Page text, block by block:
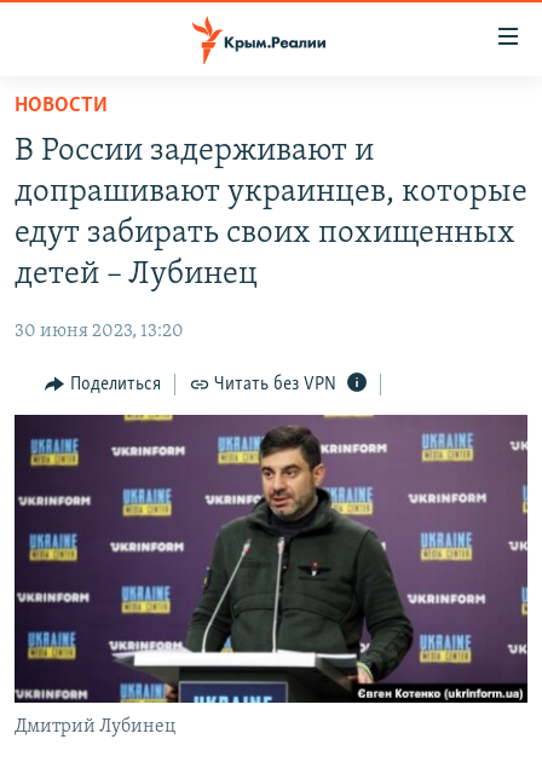
Вернуться
основному
содержанию
Вернутся
главной
Вернутся
поиску
КАРТА ВОЕННЫХ ОБЪЕКТОВ КРЫМА
ВОДА
ИСТОРИЯ
ИНФОГРАФИКА
ТЕЛЕПРОЕКТ КРЫМ.РЕАЛИИ
ПРОПАВШИЕ БЕЗ ВЕСТИ
ПОБЕДИТЕЛЕЙ НЕ СУДЯТ?
КРЫМ.НЕПОКОРЕННЫЙ
ELIFBE
УКРАИНСКАЯ ПРОБЛЕМА КРЫМА
РАДІО СВОБОДА
КАК ОБОЙТИ БЛОКИРОВКУ
Українською
Qırımtatar
ПРИСОЕДИНЯЙТЕСЬ!
Все сайты RFE/RL
НОВОСТИ
В России задерживают и
допрашивают украинцев, которые
едут забирать своих похищенных
детей – Лубинец
30 июня 2023, 13:20
Поделиться Читать без VPN
Дмитрий Лубинец